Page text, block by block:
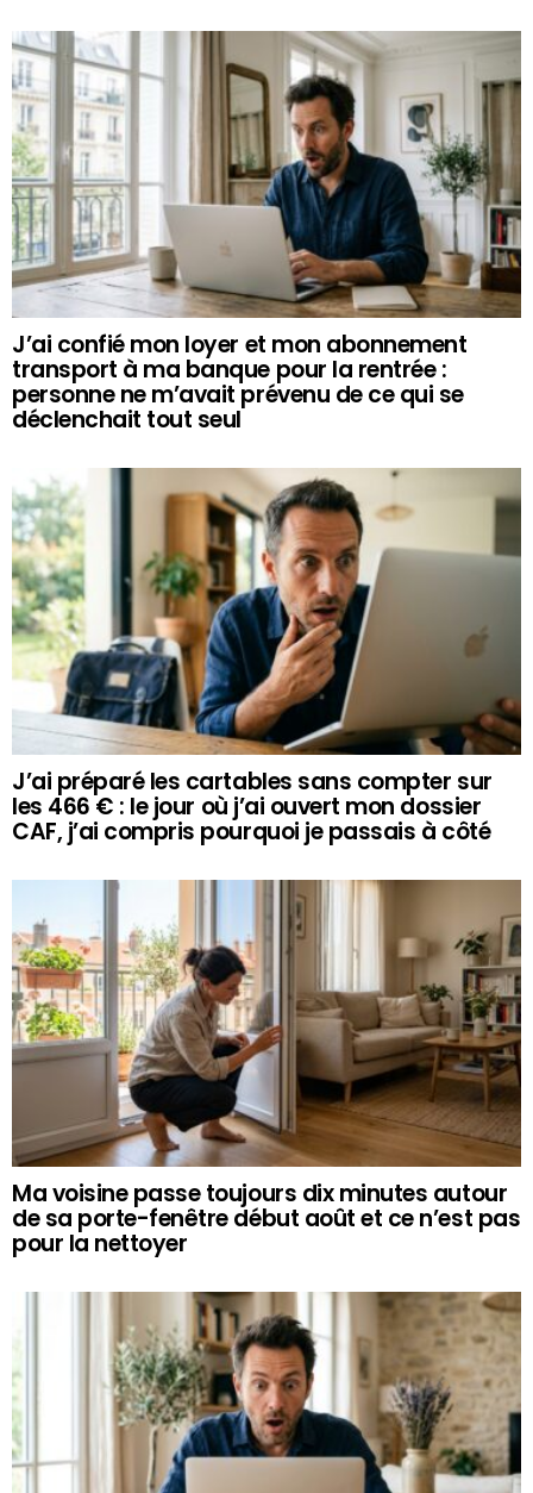
J’ai confié mon loyer et mon abonnement
transport à ma banque pour la rentrée :
personne ne m’avait prévenu de ce qui se
déclenchait tout seul
J’ai préparé les cartables sans compter sur
les 466 € : le jour où j’ai ouvert mon dossier
CAF, j’ai compris pourquoi je passais à côté
Ma voisine passe toujours dix minutes autour
de sa porte-fenêtre début août et ce n’est pas
pour la nettoyer